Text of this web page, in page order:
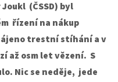
(ČSSD) byl
řízení na nákup
trestní stíhání a v
až osm let vězení. S
Nic se neděje, jede